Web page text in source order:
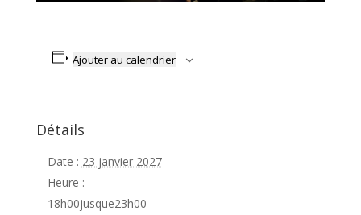
Ajouter au calendrier
Détails
Date : 23 janvier 2027
Heure :
18h00jusque23h00